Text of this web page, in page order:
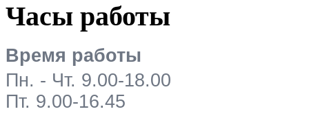
Часы работы
Время работы
Пн. - Чт. 9.00-18.00
Пт. 9.00-16.45